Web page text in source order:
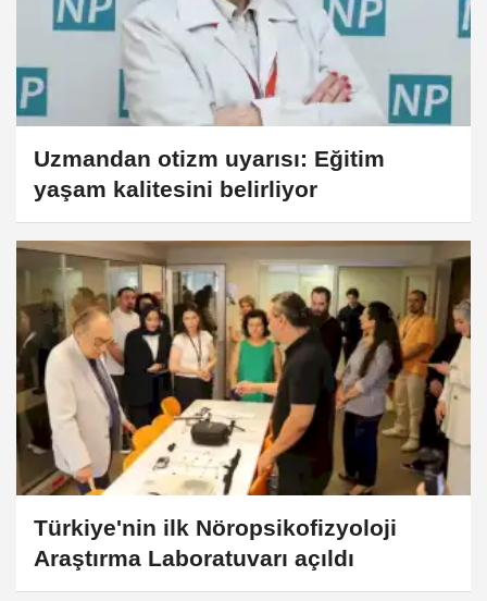
Uzmandan otizm uyarısı: Eğitim
yaşam kalitesini belirliyor
Türkiye'nin ilk Nöropsikofizyoloji
Araştırma Laboratuvarı açıldı